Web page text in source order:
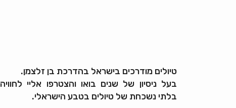
טיולים מודרכים בישראל בהדרכת בן זלצמן.
בעל ניסיון של שנים בואו והצטרפו אליי לחוויה
בלתי נשכחת של טיולים בטבע הישראלי.